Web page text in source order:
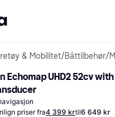
& Mobilitet/Båttilbehør/
Echomap UHD2 52cv with
priser fra4 399 krtil6 649 kr